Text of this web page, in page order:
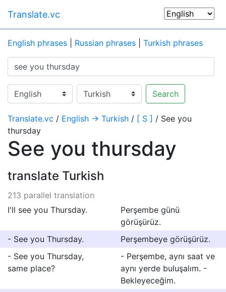
Translate.vc
English phrases Russian phrases Turkish phrases
Search
Translate.vc / English → Turkish / [ S ] / See you
thursday
See you thursday
translate Turkish
213 parallel translation
I'll see you Thursday.
Perşembe günü
görüşürüz.
- See you Thursday.
Perşembeye görüşürüz.
- See you Thursday,
same place?
- Perşembe, aynı saat ve
aynı yerde buluşalım. -
Bekleyeceğim.